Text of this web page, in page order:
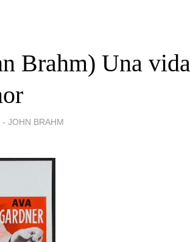
Brahm) Una vida
- JOHN BRAHM